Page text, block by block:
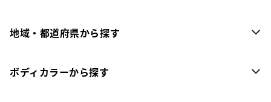
地域・都道府県から探す
ボディカラーから探す